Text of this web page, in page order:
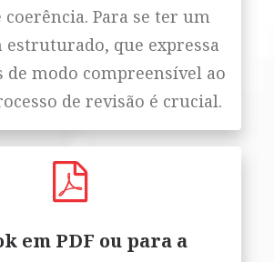
coerência. Para se ter um
estruturado, que expressa
de modo compreensível ao
de revisão é crucial.
em PDF ou para a